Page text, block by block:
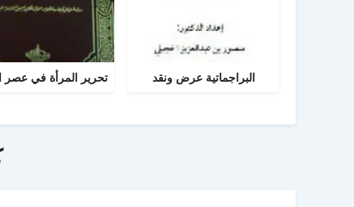
البراجماتية عرض ونقد